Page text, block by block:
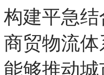
委经贸司
商贸物流
和政策研